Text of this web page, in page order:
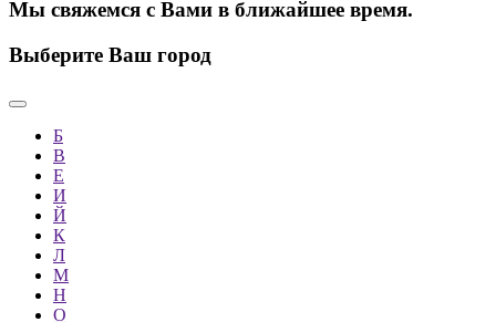
Мы свяжемся с Вами в ближайшее время.
Выберите Ваш город
Б
В
Е
И
Й
К
Л
М
Н
О